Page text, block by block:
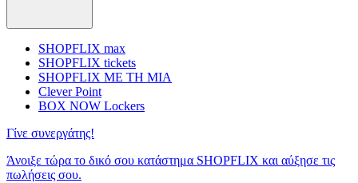
SHOPFLIX max
SHOPFLIX tickets
SHOPFLIX ΜΕ ΤΗ ΜΙΑ
Clever Point
BOX NOW Lockers
Γίνε συνεργάτης!
Άνοιξε τώρα το δικό σου κατάστημα SHOPFLIX και αύξησε τις
πωλήσεις σου.